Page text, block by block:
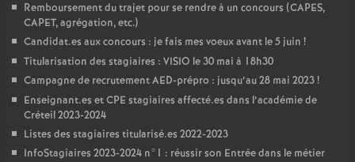
Remboursement du trajet pour se rendre à un concours (CAPES,
CAPET, agrégation, etc.)
Candidat.es aux concours : je fais mes voeux avant le 5 juin !
Titularisation des stagiaires : VISIO le 30 mai à 18h30
Campagne de recrutementAED-prépro : jusqu’au 28 mai 2023!
Enseignant.es etCPE stagiaires affecté.es dans l’académie de
Créteil 2023-2024
Listes des stagiaires titularisé.es 2022-2023
InfoStagiaires 2023-2024 n°1 : réussir son Entrée dans le métier